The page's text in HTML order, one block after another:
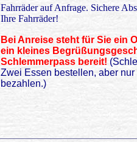
Fahrräder auf Anfrage. Sichere
Ihre Fahrräder!
Bei Anreise steht für Sie ein
ein kleines
Schlemmerpass bereit!
Zwei Essen bestellen, aber
bezahlen.)